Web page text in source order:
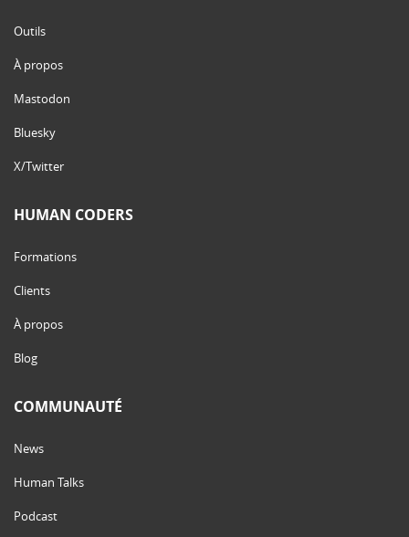
Outils
À propos
Mastodon
Bluesky
X/Twitter
HUMAN CODERS
Formations
Clients
À propos
Blog
COMMUNAUTÉ
News
Human Talks
Podcast